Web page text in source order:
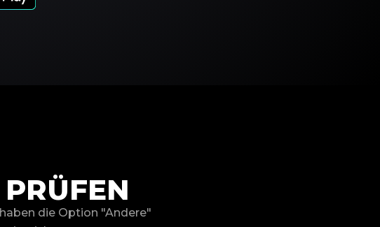
die Option "Andere"